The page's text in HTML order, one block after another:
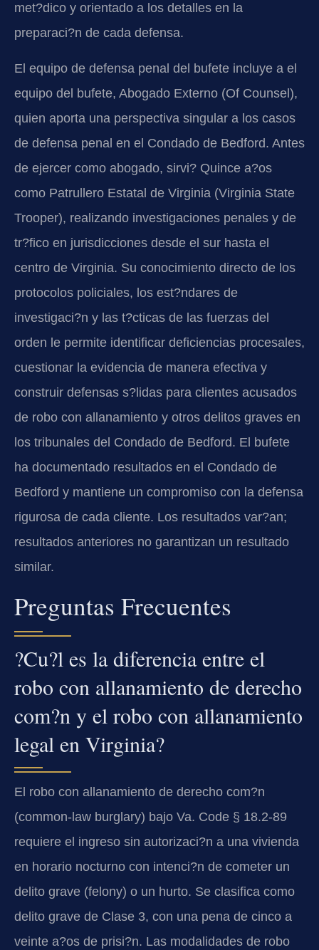
met?dico y orientado a los detalles en la
preparaci?n de cada defensa.
El equipo de defensa penal del bufete incluye a el
equipo del bufete, Abogado Externo (Of Counsel),
quien aporta una perspectiva singular a los casos
de defensa penal en el Condado de Bedford. Antes
de ejercer como abogado, sirvi? Quince a?os
como Patrullero Estatal de Virginia (Virginia State
Trooper), realizando investigaciones penales y de
tr?fico en jurisdicciones desde el sur hasta el
centro de Virginia. Su conocimiento directo de los
protocolos policiales, los est?ndares de
investigaci?n y las t?cticas de las fuerzas del
orden le permite identificar deficiencias procesales,
cuestionar la evidencia de manera efectiva y
construir defensas s?lidas para clientes acusados
de robo con allanamiento y otros delitos graves en
los tribunales del Condado de Bedford. El bufete
ha documentado resultados en el Condado de
Bedford y mantiene un compromiso con la defensa
rigurosa de cada cliente. Los resultados var?an;
resultados anteriores no garantizan un resultado
similar.
Preguntas Frecuentes
?Cu?l es la diferencia entre el
robo con allanamiento de derecho
com?n y el robo con allanamiento
legal en Virginia?
El robo con allanamiento de derecho com?n
(common-law burglary) bajo Va. Code § 18.2-89
requiere el ingreso sin autorizaci?n a una vivienda
en horario nocturno con intenci?n de cometer un
delito grave (felony) o un hurto. Se clasifica como
delito grave de Clase 3, con una pena de cinco a
veinte a?os de prisi?n. Las modalidades de robo